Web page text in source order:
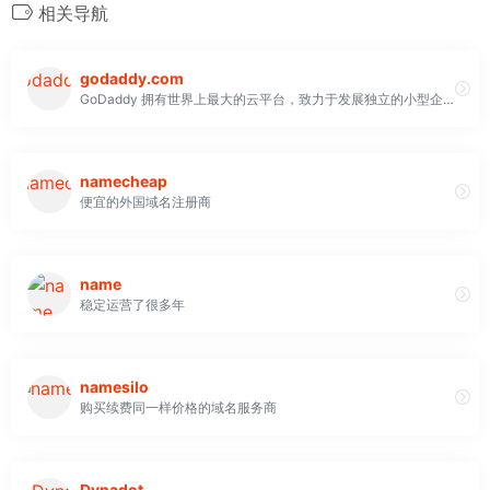
相关导航
godaddy.com
GoDaddy 拥有世界上最大的云平台，致力于发展独立的小型企业。GoDaddy 在世界各地拥有 2000 多万 以上的客户
namecheap
便宜的外国域名注册商
name
稳定运营了很多年
namesilo
购买续费同一样价格的域名服务商